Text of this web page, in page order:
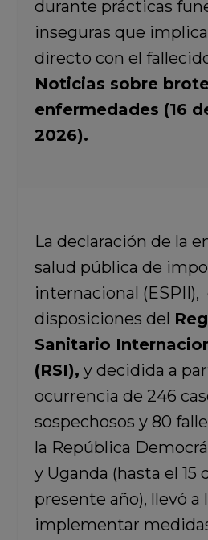
durante prácticas
inseguras que
directo con el
Noticias sobre
enfermedades (16
2026).
La declaración de la
salud pública de
internacional (ESPII),
disposiciones del
Sanitario
(RSI), y decidida a
ocurrencia de 246
sospechosos y 80
la República
y Uganda (hasta el 15
presente año), llevó a
implementar